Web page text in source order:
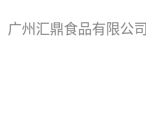
广州汇鼎食品有限公司